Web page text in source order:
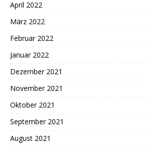
April 2022
März 2022
Februar 2022
Januar 2022
Dezember 2021
November 2021
Oktober 2021
September 2021
August 2021